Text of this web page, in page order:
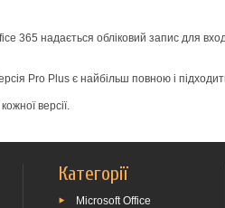
365 надається обліковий запис для
Pro Plus є найбільш повною і
версії.
Категорії
Microsoft Office